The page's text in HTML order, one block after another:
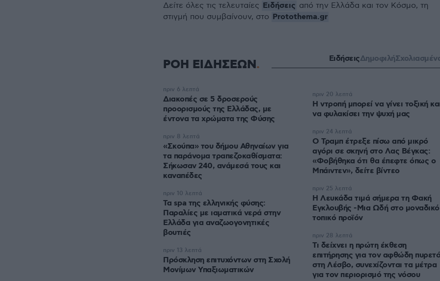
Δείτε όλες τις τελευταίες Ειδήσεις από την Ελλάδα και τον Κόσμο, τη
στιγμή που συμβαίνουν, στο Protothema.gr
ΡΟΗ ΕΙΔΗΣΕΩΝ ΕιδήσειςΔημοφιλή
Διακοπές σε 5 δροσερούς
προορισμούς της Ελλάδας, με
έντονα τα χρώματα της Φύσης
πριν 6 λεπτά
«Σκούπα» του δήμου Αθηναίων για
τα παράνομα τραπεζοκαθίσματα:
Σήκωσαν 240, ανάμεσά τους και
καναπέδες
πριν 8 λεπτά
Τα spa της ελληνικής φύσης:
Παραλίες με ιαματικά νερά στην
Ελλάδα για αναζωογονητικές
βουτιές
πριν 10 λεπτά
Πρόσκληση επιτυχόντων στη Σχολή
Μονίμων Υπαξιωματικών
πριν 13 λεπτά
Η ντροπή μπορεί να γίνει τοξική
να φυλακίσει την ψυχή μας
πριν 20 λεπτά
Ο Τραμπ έτρεξε πίσω από μικρό
αγόρι σε σκηνή στο Λας Βέγκας:
«Φοβήθηκα ότι θα έπεφτε όπως ο
Μπάιντεν», δείτε βίντεο
πριν 24 λεπτά
Η Λευκάδα τιμά σήμερα τη Φακή
Εγκλουβής -Μια Ωδή στο μοναδικό
τοπικό προϊόν
πριν 25 λεπτά
Τι δείχνει η πρώτη έκθεση
επιτήρησης για τον αφθώδη πυρετό
στη Λέσβο, συνεχίζονται τα μέτρα
για τον περιορισμό της νόσου
πριν 28 λεπτά